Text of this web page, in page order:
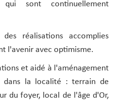
qui sont continuellement
réalisations accomplies
l'avenir avec optimisme.
et aidé à l'aménagement
dans la localité : terrain de
du foyer, local de l'âge d'Or,